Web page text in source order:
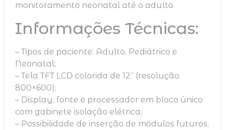
monitoramento neonatal até o adulto
Informações Técnicas:
– Tipos de paciente: Adulto, Pediátrico e
Neonatal;
– Tela TFT LCD colorida de 12” (resolução
800×600);
– Display, fonte e processador em bloco único
com gabinete isolação elétrica;
– Possibilidade de inserção de módulos futuros,